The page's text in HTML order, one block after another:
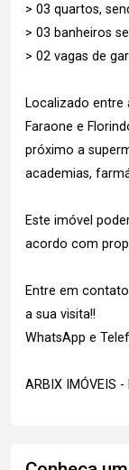
> 03 quartos,
> 03 banheiros
> 02 vagas de
Localizado entre
Faraone e
próximo a
academias,
Este imóvel
acordo com
Entre em
a sua visita!!
WhatsApp e
ARBIX IMÓVEIS